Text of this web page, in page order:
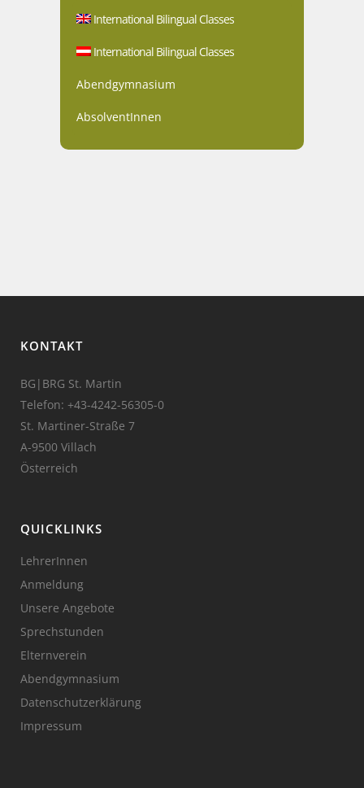
International Bilingual Classes
International Bilingual Classes
Abendgymnasium
AbsolventInnen
KONTAKT
BG|BRG St. Martin
Telefon: +43-4242-56305-0
St. Martiner-Straße 7
A-9500 Villach
Österreich
QUICKLINKS
LehrerInnen
Anmeldung
Unsere Angebote
Sprechstunden
Elternverein
Abendgymnasium
Datenschutzerklärung
Impressum